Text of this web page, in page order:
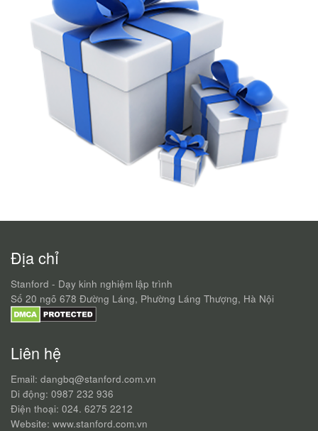
Địa chỉ
Stanford - Dạy kinh nghiệm lập trình
Số 20 ngõ 678 Đường Láng, Phường Láng Thượng, Hà Nội
Liên hệ
Email: dangbq@stanford.com.vn
Di động: 0987 232 936
Điện thoại: 024. 6275 2212
Website: www.stanford.com.vn